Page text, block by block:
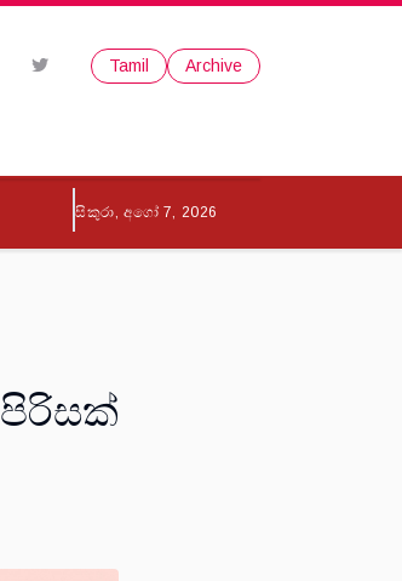
Tamil Archive
සිකුරා, අගෝ 7, 2026